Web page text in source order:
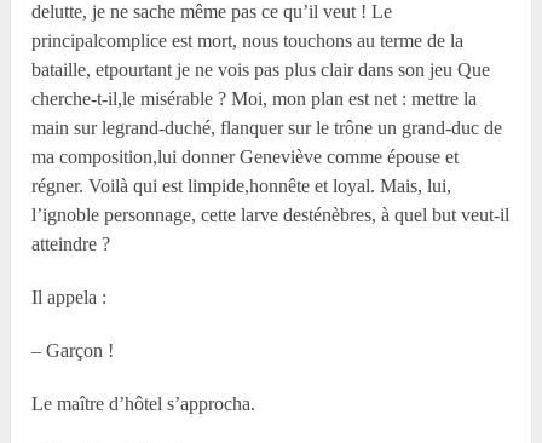
delutte, je ne sache même pas ce qu’il veut ! Le
principalcomplice est mort, nous touchons au terme de la
bataille, etpourtant je ne vois pas plus clair dans son jeu Que
cherche-t-il,le misérable ? Moi, mon plan est net : mettre la
main sur legrand-duché, flanquer sur le trône un grand-duc de
ma composition,lui donner Geneviève comme épouse et
régner. Voilà qui est limpide,honnête et loyal. Mais, lui,
l’ignoble personnage, cette larve desténèbres, à quel but veut-il
atteindre ?
Il appela :
– Garçon !
Le maître d’hôtel s’approcha.